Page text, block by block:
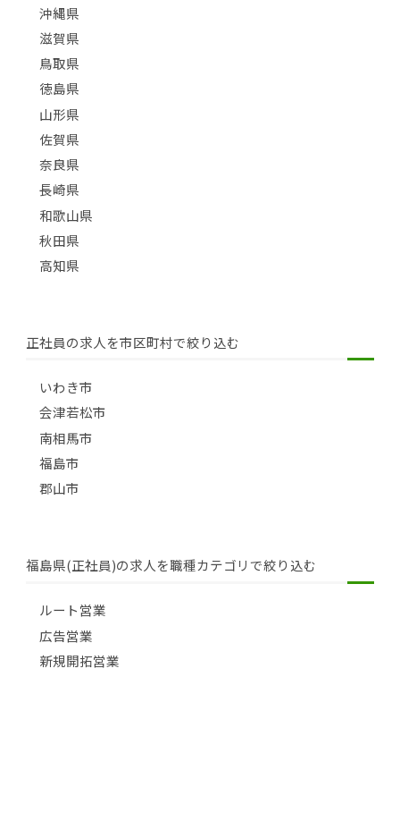
沖縄県
滋賀県
鳥取県
徳島県
山形県
佐賀県
奈良県
長崎県
和歌山県
秋田県
高知県
正社員の求人を市区町村で絞り込む
いわき市
会津若松市
南相馬市
福島市
郡山市
福島県(正社員)の求人を職種カテゴリで絞り込む
ルート営業
広告営業
新規開拓営業